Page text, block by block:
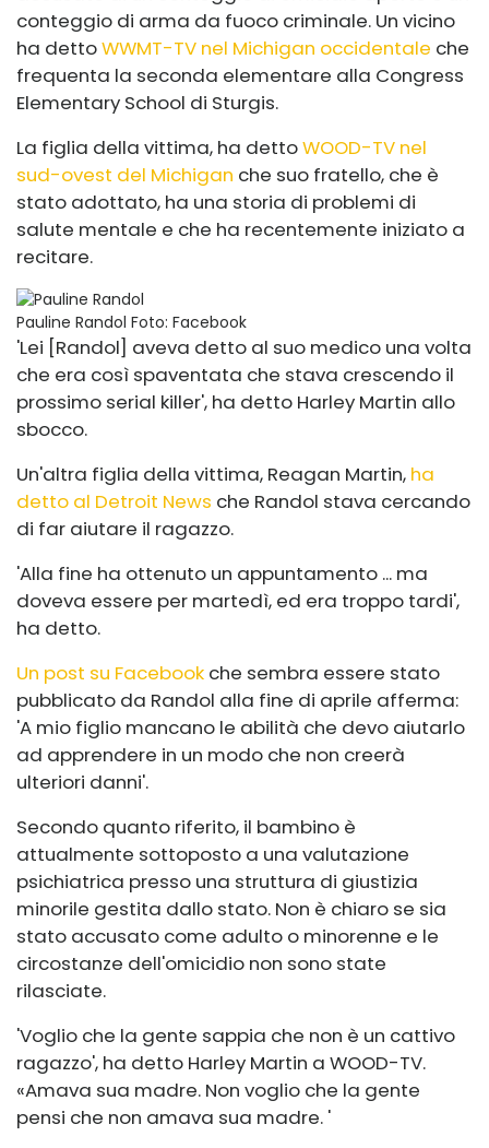
conteggio di arma da fuoco criminale. Un vicino
ha dettoWWMT-TV nel Michigan occidentale che
frequenta la seconda elementare alla Congress
Elementary School di Sturgis.
La figlia della vittima, ha dettoWOOD-TV nel
sud-ovest del Michigan che suo fratello, che è
stato adottato, ha una storia di problemi di
salute mentale e che ha recentemente iniziato a
recitare.
Pauline Randol Foto: Facebook
'Lei [Randol] aveva detto al suo medico una volta
che era così spaventata che stava crescendo il
prossimo serial killer', ha detto Harley Martin allo
sbocco.
Un'altra figlia della vittima, Reagan Martin, ha
detto al Detroit News che Randol stava cercando
di far aiutare il ragazzo.
'Alla fine ha ottenuto un appuntamento ... ma
doveva essere per martedì, ed era troppo tardi',
ha detto.
Un post su Facebook che sembra essere stato
pubblicato da Randol alla fine di aprile afferma:
'A mio figlio mancano le abilità che devo aiutarlo
ad apprendere in un modo che non creerà
ulteriori danni'.
Secondo quanto riferito, il bambino è
attualmente sottoposto a una valutazione
psichiatrica presso una struttura di giustizia
minorile gestita dallo stato. Non è chiaro se sia
stato accusato come adulto o minorenne e le
circostanze dell'omicidio non sono state
rilasciate.
'Voglio che la gente sappia che non è un cattivo
ragazzo', ha detto Harley Martin a WOOD-TV.
«Amava sua madre. Non voglio che la gente
pensi che non amava sua madre. '